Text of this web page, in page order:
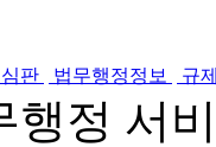
판 법무행정정보 규
행정 서